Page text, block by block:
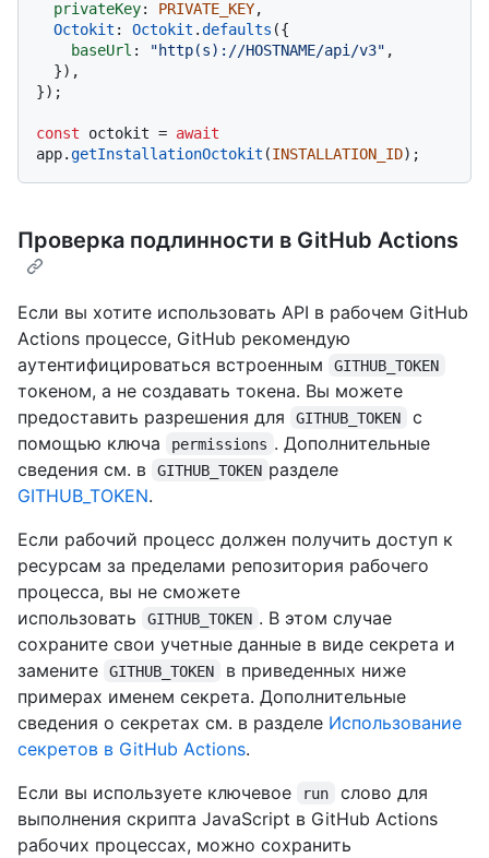
privateKey: PRIVATE_KEY,
Octokit : Octokit .defaults ({
baseUrl : "http(s)://HOSTNAME/api/v3" ,
});
const octokit = await
app.getInstallationOctokit (INSTALLATION_ID
Проверка подлинности в GitHub Actions
Если вы хотите использовать API в рабочем GitHub
Actions процессе, GitHub рекомендую
аутентифицироваться встроенным
GITHUB_TOKEN
токеном, а не создавать токена. Вы можете
предоставить разрешения для
GITHUB_TOKEN
с
помощью ключа
permissions . Дополнительные
сведения см. в
GITHUB_TOKEN разделе
GITHUB_TOKEN.
Если рабочий процесс должен получить доступ к
ресурсам за пределами репозитория рабочего
процесса, вы не сможете
использовать
GITHUB_TOKEN . В этом случае
сохраните свои учетные данные в виде секрета и
замените
GITHUB_TOKEN
в приведенных ниже
примерах именем секрета. Дополнительные
сведения о секретах см. в разделе Использование
секретов в GitHub Actions.
Если вы используете ключевое
run
слово для
выполнения скрипта JavaScript в GitHub Actions
рабочих процессах, можно сохранить